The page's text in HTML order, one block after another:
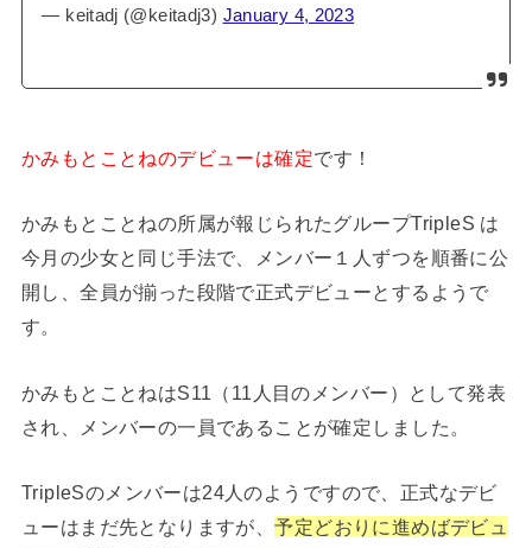
— keitadj (@keitadj3) January 4, 2023
かみもとことねのデビューは確定です！
かみもとことねの所属が報じられたグループTripleS は
今月の少女と同じ手法で、メンバー１人ずつを順番に公
開し、全員が揃った段階で正式デビューとするようで
す。
かみもとことねはS11（11人目のメンバー）として発表
され、メンバーの一員であることが確定しました。
TripleSのメンバーは24人のようですので、正式なデビ
ューはまだ先となりますが、予定どおりに進めばデビュ